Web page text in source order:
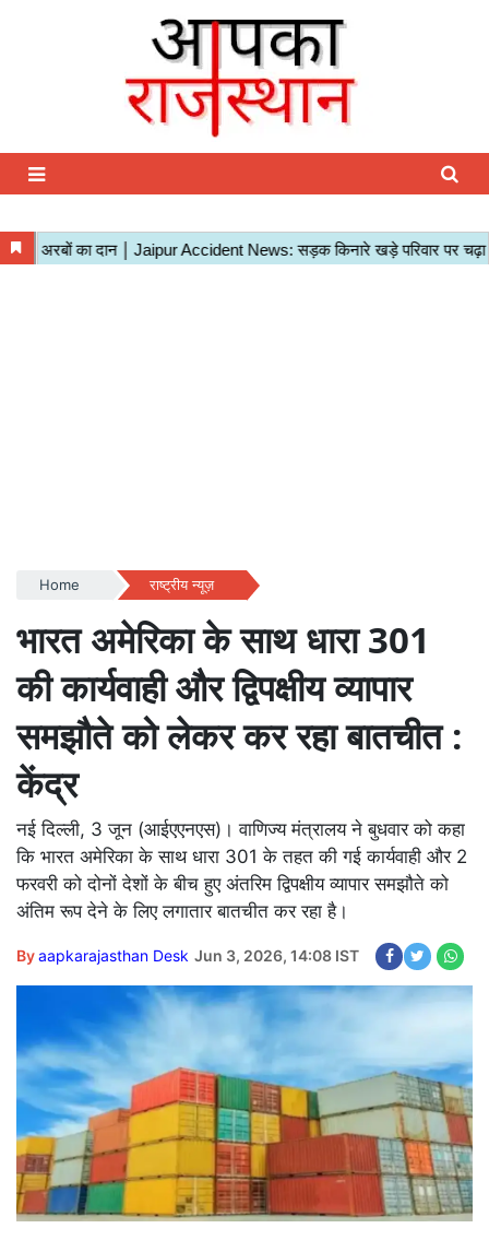
Home राष्ट्रीय न्यूज़
भारत अमेरिका के साथ धारा 301
की कार्यवाही और द्विपक्षीय व्यापार
समझौते को लेकर कर रहा बातचीत :
केंद्र
नई दिल्ली, 3 जून (आईएएनएस)। वाणिज्य मंत्रालय ने बुधवार को कहा
कि भारत अमेरिका के साथ धारा 301 के तहत की गई कार्यवाही और 2
फरवरी को दोनों देशों के बीच हुए अंतरिम द्विपक्षीय व्यापार समझौते को
अंतिम रूप देने के लिए लगातार बातचीत कर रहा है।
Byaapkarajasthan Desk Jun 3, 2026, 14:08 IST